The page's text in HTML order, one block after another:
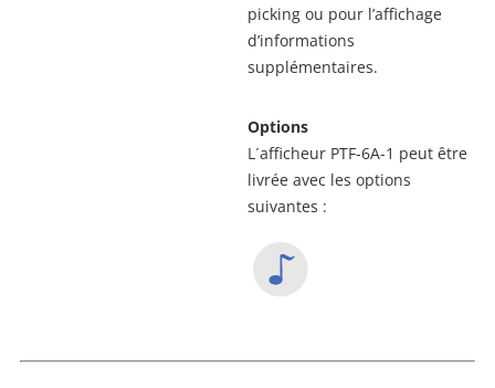
picking ou pour l’affichage
d’informations
supplémentaires.
Options
L´afficheur PTF-6A-1 peut être
livrée avec les options
suivantes :